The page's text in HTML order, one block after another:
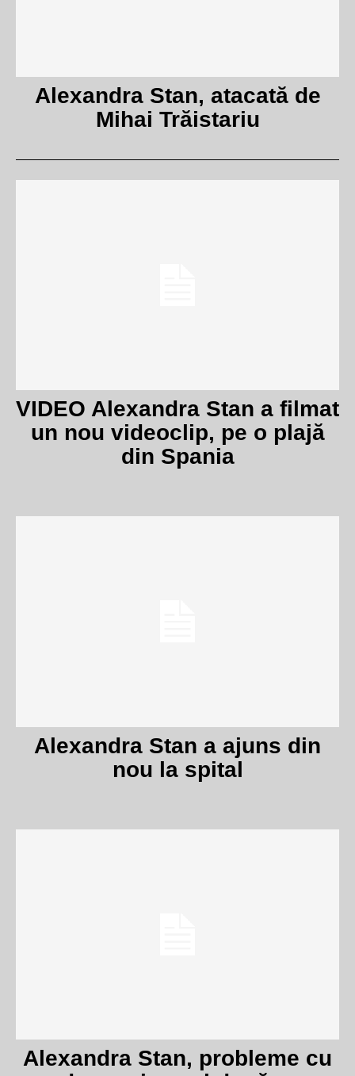
Alexandra Stan, atacată de
Mihai Trăistariu
VIDEO Alexandra Stan a filmat
un nou videoclip, pe o plajă
din Spania
Alexandra Stan a ajuns din
nou la spital
Alexandra Stan, probleme cu